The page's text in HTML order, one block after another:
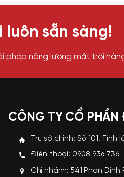
luôn sẵn sàng!
pháp năng lượng mặt trời
CÔNG TY CỔ PHẦN
Trụ sở chính: Số 101, Tỉnh
Điện thoại: 0908 936 736 -
Chi nhánh: 541 Phan Đình